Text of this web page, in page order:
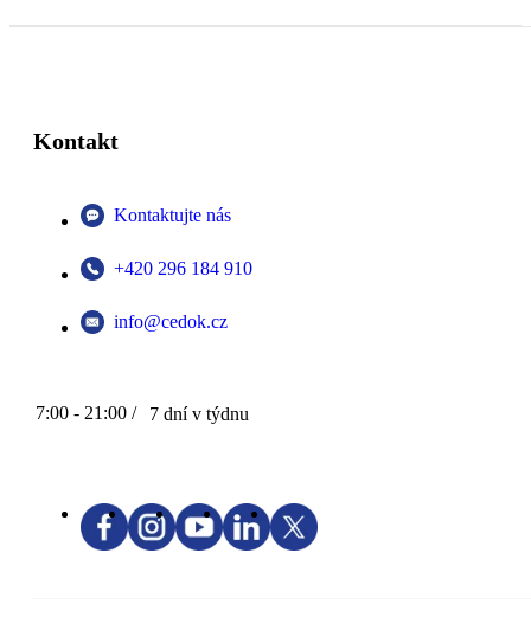
Kontakt
Kontaktujte nás
+420 296 184 910
info@cedok.cz
7:00 - 21:00 / 7 dní v týdnu